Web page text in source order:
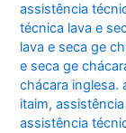
assistência
técnica lava e
lava e seca ge
e seca ge
chácara inglesa.
itaim,
assistência